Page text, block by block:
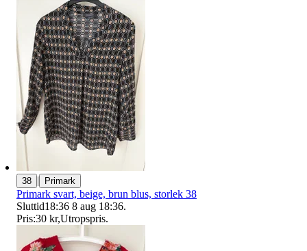
38 | Primark
Primark svart, beige, brun blus, storlek 38
Sluttid18:36 8 aug 18:36.
Pris:30 kr,Utropspris.